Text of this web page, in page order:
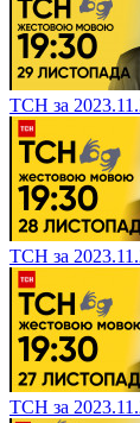
ТСН за
ТСН за
ТСН за